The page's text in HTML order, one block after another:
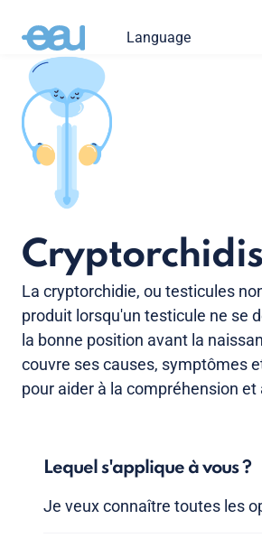
Language
La cryptorchidie, ou testicules
produit lorsqu'un testicule ne se
la bonne position avant la
couvre ses causes, symptômes
pour aider à la compréhension et
Lequel s'applique à vous ?
Je veux connaître toutes les